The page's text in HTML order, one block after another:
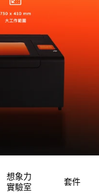
想象力
實驗室
套件